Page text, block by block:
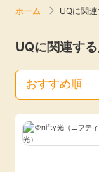
ホーム UQに関
無料
旅行・
無料サ
エンタ
クレ
UQに関連す